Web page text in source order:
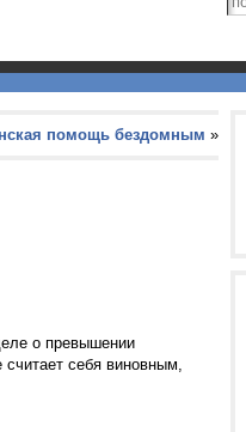
помощь бездомным »
о превышении
себя виновным,